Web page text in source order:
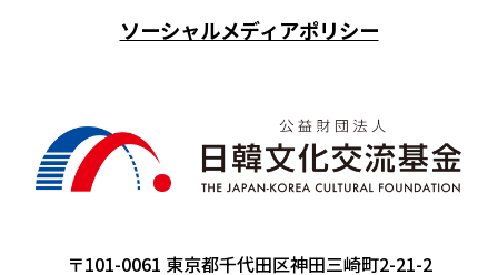
ソーシャルメディアポリシー
〒101-0061 東京都千代田区神田三崎町2-21-2